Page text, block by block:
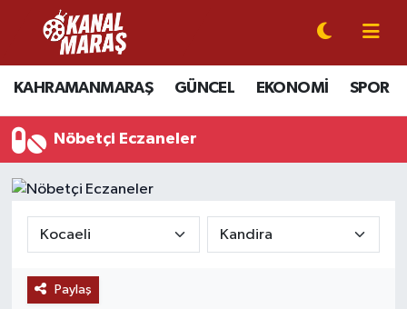
KAHRAMANMARAŞ GÜNCEL EKONOMİ SPOR
Nöbetçi Eczaneler
Paylaş
CANLI YAYIN
KAHRAMANMARAŞ
GÜNCEL
SİYASET
EKONOMİ
Kahramanmaraş Nöbetçi Eczaneler
Kahramanmaraş Hava Durumu
Kahramanmaraş Namaz Vakitleri
Süper Lig Puan Durumu ve Fikstür
Tüm Manşetler